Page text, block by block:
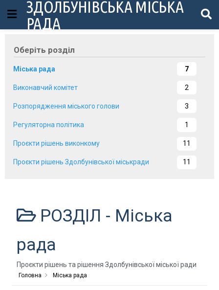
ЗДОЛБУНІВСЬКА МІСЬКА
РАДА
Оберіть розділ
Міська рада 7
Виконавчий комітет 2
Розпорядження міського голови 3
Регуляторна політика 1
Проєкти рішень виконкому 11
Проєкти рішень Здолбунівської міськради 11
РОЗДІЛ - Міська
рада
Проєкти рішень та рішення Здолбунівської міської ради
Головна Міська рада